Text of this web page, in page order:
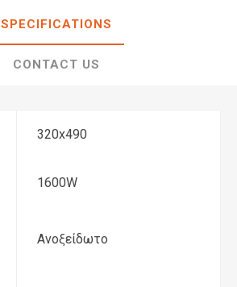
SPECIFICATIONS
CONTACT US
320x490
1600W
Ανοξείδωτο